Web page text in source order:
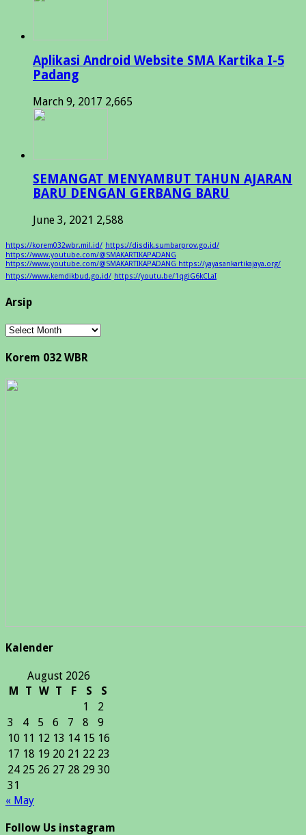
Aplikasi Android Website SMA Kartika I-5
Padang
March 9, 2017 2,665
SEMANGAT MENYAMBUT TAHUN AJARAN
BARU DENGAN GERBANG BARU
June 3, 2021 2,588
https://korem032wbr.mil.id/ https://disdik.sumbarprov.go.id/
https://www.youtube.com/@SMAKARTIKAPADANG
https://www.youtube.com/@SMAKARTIKAPADANG https://yayasankartikajaya.org/
https://www.kemdikbud.go.id/ https://youtu.be/1qgiG6kCLaI
Arsip
Arsip
Korem 032 WBR
Kalender
August 2026
M
T W T F S
S
1
2
3
4 5 6 7 8
9
10 11 12 13 14 15 16
17 18 19 20 21 22 23
24 25 26 27 28 29 30
31
« May
Follow Us instagram